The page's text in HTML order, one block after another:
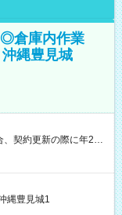
倉庫内作業
縄豊見城
契約更新の際に年2回
深夜割増賃金 (22:00～
与は本採用時と同じ
縄豊見城1